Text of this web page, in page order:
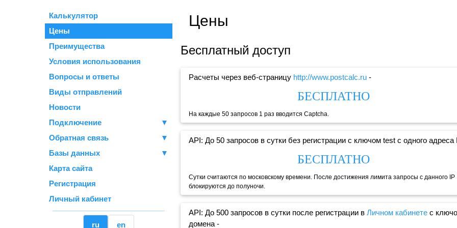
Калькулятор
Цены
Преимущества
Условия использования
Вопросы и ответы
Виды отправлений
Новости
Подключение
▼
Обратная связь
▼
Базы данных
▼
Карта сайта
Регистрация
Личный кабинет
ru en
Цены
Бесплатный доступ
Расчеты через веб-страницу http://www.postcalc.ru -
БЕСПЛАТНО
На каждые 50 запросов 1 раз вводится Captcha.
API: До 50 запросов в сутки без регистрации с ключом test с одного адреса
БЕСПЛАТНО
Сутки считаются по московскому времени. После достижения лимита запросы с данного IP
блокируются до полуночи.
API: До 500 запросов в сутки после регистрации в Личном кабинете с
домена -